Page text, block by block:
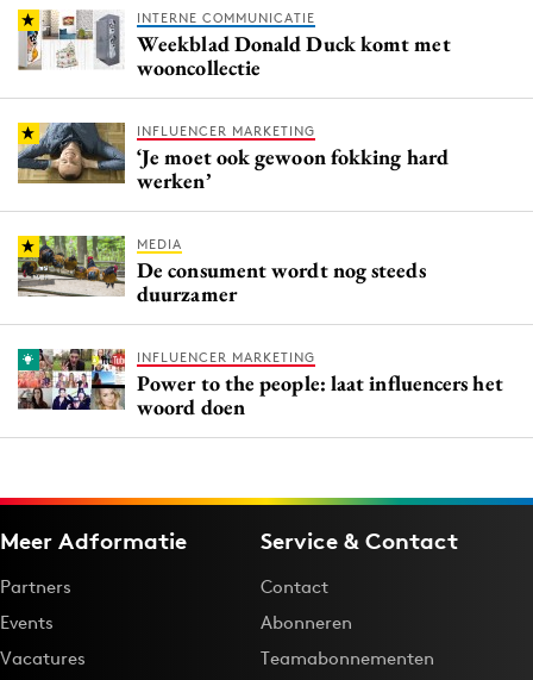
INTERNE COMMUNICATIE
Weekblad Donald Duck komt met
wooncollectie
INFLUENCER MARKETING
‘Je moet ook gewoon fokking hard
werken’
MEDIA
De consument wordt nog steeds
duurzamer
INFLUENCER MARKETING
Power to the people: laat influencers het
woord doen
Meer Adformatie
Partners
Events
Vacatures
Service & Contact
Contact
Abonneren
Teamabonnementen